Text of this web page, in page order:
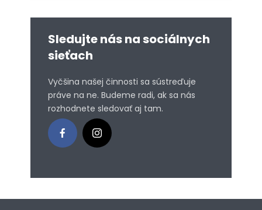
Sledujte nás na sociálnych
sieťach
Vyčšina našej činnosti sa sústreďuje
práve na ne. Budeme radi, ak sa nás
rozhodnete sledovať aj tam.